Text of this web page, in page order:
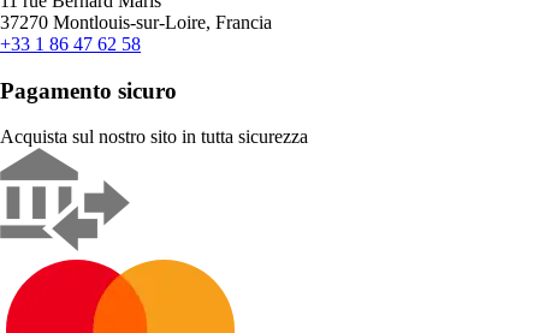
37270 Montlouis-sur-Loire, Francia
+33 1 86 47 62 58
Pagamento sicuro
Acquista sul nostro sito in tutta sicurezza